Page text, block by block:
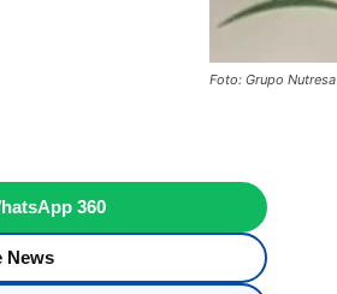
Foto: Grupo Nutresa
360
News